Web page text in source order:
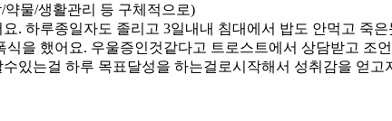
물/생활관리 등 구체적으로)
. 하루종일자도 졸리고 3일내내 침대에서 밥도 안먹고 죽
식을 했어요. 우울증인것같다고 트로스트에서 상담받고
있는걸 하루 목표달성을 하는걸로시작해서 성취감을 얻고